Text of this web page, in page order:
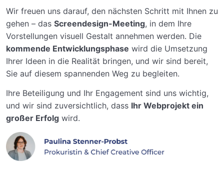
Wir freuen uns darauf, den nächsten Schritt mit Ihnen zu
gehen – das Screendesign-Meeting, in dem Ihre
Vorstellungen visuell Gestalt annehmen werden. Die
kommende Entwicklungsphase wird die Umsetzung
Ihrer Ideen in die Realität bringen, und wir sind bereit,
Sie auf diesem spannenden Weg zu begleiten.
Ihre Beteiligung und Ihr Engagement sind uns wichtig,
und wir sind zuversichtlich, dass Ihr Webprojekt ein
großer Erfolg wird.